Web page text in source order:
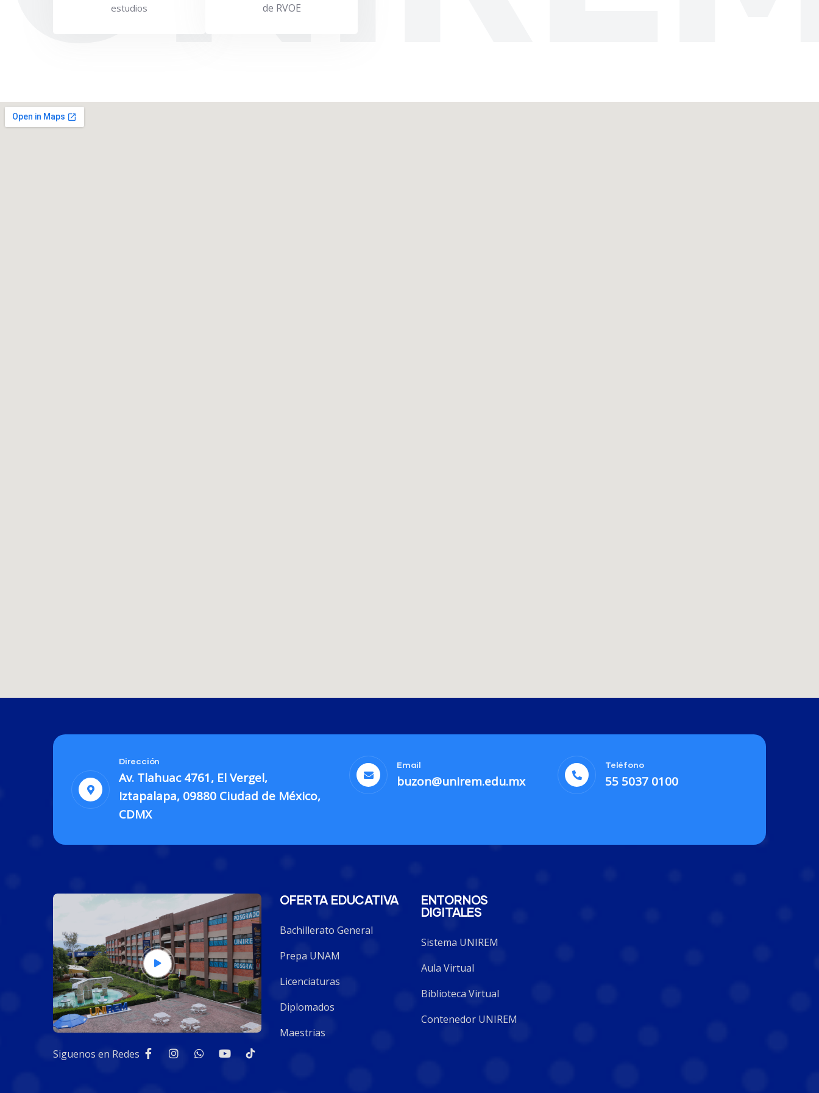
estudios de RVOE
Dirección
Av. Tlahuac 4761, El Vergel,
Iztapalapa, 09880 Ciudad de México,
CDMX
Email
buzon@unirem.edu.mx
Teléfono
55 5037 0100
Siguenos en Redes
OFERTA EDUCATIVA
Bachillerato General
Prepa UNAM
Licenciaturas
Diplomados
Maestrias
ENTORNOS
DIGITALES
Sistema UNIREM
Aula Virtual
Biblioteca Virtual
Contenedor UNIREM